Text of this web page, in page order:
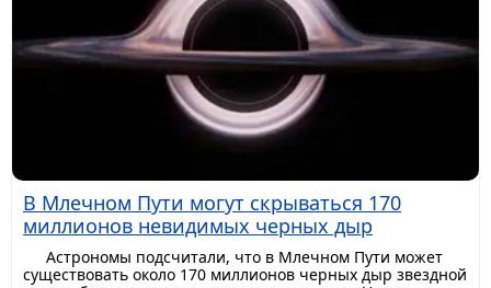
В Млечном Пути могут скрываться 170
миллионов невидимых черных дыр
Астрономы подсчитали, что в Млечном Пути может
существовать около 170 миллионов черных дыр звездной